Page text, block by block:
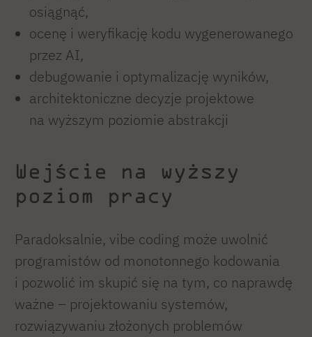
osiągnąć,
ocenę i weryfikację kodu wygenerowanego
przez AI,
debugowanie i optymalizację wyników,
architektoniczne decyzje projektowe
na wyższym poziomie abstrakcji
Wejście na wyższy
poziom pracy
Paradoksalnie, vibe coding może uwolnić
programistów od monotonnego kodowania
i pozwolić im skupić się na tym, co naprawdę
ważne – projektowaniu systemów,
rozwiązywaniu złożonych problemów